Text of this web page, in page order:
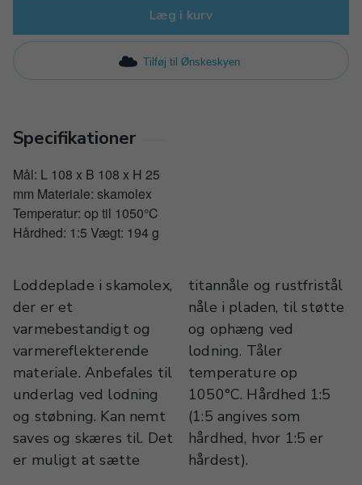
Læg i kurv
Tilføj til Ønskeskyen
Specifikationer
Mål: L 108 x B 108 x H 25
mm Materiale: skamolex
Temperatur: op til 1050°C
Hårdhed: 1:5 Vægt: 194 g
Loddeplade i skamolex,
der er et
varmebestandigt og
varmereflekterende
materiale. Anbefales til
underlag ved lodning
og støbning. Kan nemt
saves og skæres til. Det
er muligt at sætte
titannåle og rustfristål
nåle i pladen, til støtte
og ophæng ved
lodning. Tåler
temperature op
1050°C. Hårdhed 1:5
(1:5 angives som
hårdhed, hvor 1:5 er
hårdest).